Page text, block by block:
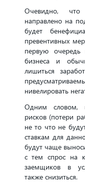
Очевидно, что
направлено на
будет
превентивных
первую
бизнеса и
лишиться
нивелировать
Одним словом, в
рисков (потери
не то что не
ставкам для
будут чаще
с тем спрос на
заемщиков в
также снизиться.